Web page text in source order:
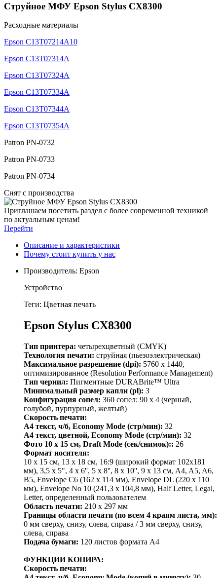
Струйное МФУ Epson Stylus CX8300
Расходные материалы
Epson C13T07214A10
Epson C13T07314A
Epson C13T07324A
Epson C13T07334A
Epson C13T07344A
Epson C13T07354A
Patron PN-0732
Patron PN-0733
Patron PN-0734
Снят с производства
Приглашаем посетить раздел с более современной техникой
по актуальным ценам!
Перейти
Описание и характеристики
Почему стоит купить у нас
Производитель: Epson
Устройство
Теги: Цветная печать
Epson Stylus CX8300
Тип принтера: четырехцветный (CMYK)
Технология печати: струйная (пьезоэлектрическая)
Максимальное разрешение (dpi): 5760 x 1440,
оптимизированное (Resolution Performance Management)
Тип чернил: Пигментные DURABrite™ Ultra
Минимальный размер капли (pl): 3
Конфигурация сопел: 360 сопел: 90 х 4 (черный,
голубой, пурпурный, желтый)
Скорость печати:
A4 текст, ч/б, Economy Mode (стр/мин): 32
A4 текст, цветной, Economy Mode (стр/мин): 32
Фото 10 х 15 см, Draft Mode (сек/снимок):: 26
Формат носителя:
10 х 15 см, 13 х 18 см, 16:9 (широкий формат 102х181
мм), 3,5 x 5", 4 х 6'', 5 x 8'', 8 x 10'', 9 х 13 см, A4, A5, A6,
B5, Envelope C6 (162 x 114 мм), Envelope DL (220 x 110
мм), Envelope No 10 (241,3 x 104,8 мм), Half Letter, Legal,
Letter, определенный пользователем
Область печати: 210 x 297 мм
Границы области печати (по всем 4 краям листа, мм):
0 мм сверху, снизу, слева, справа / 3 мм сверху, снизу,
слева, справа
Подача бумаги: 120 листов формата А4
ФУНКЦИИ КОПИРА:
Скорость печати: